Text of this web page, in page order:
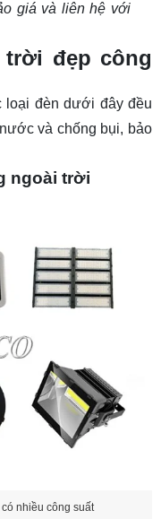
giá và liên hệ với
trời đẹp công
đèn dưới đây đều
và chống bụi, bảo
ngoài trời
nhiều công suất